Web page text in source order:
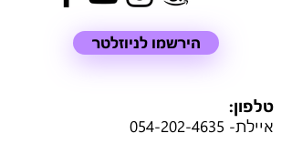
הירשמו לניוזלטר
טלפון:
איילת- 054-202-4635